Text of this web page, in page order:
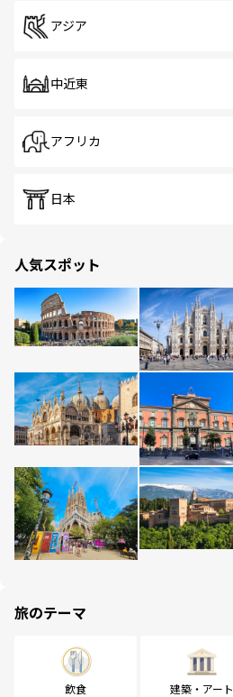
アジア
中近東
アフリカ
日本
人気スポット
旅のテーマ
飲食 建築・アート